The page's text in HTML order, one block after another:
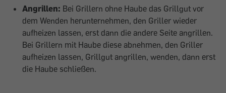
Angrillen: Bei Grillern ohne Haube das Grillgut vor
dem Wenden herunternehmen, den Griller wieder
aufheizen lassen, erst dann die andere Seite angrillen.
Bei Grillern mit Haube diese abnehmen, den Griller
aufheizen lassen, Grillgut angrillen, wenden, dann erst
die Haube schließen.